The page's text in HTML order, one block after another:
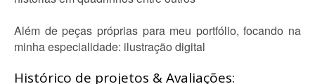
Além de peças próprias para meu portfólio, focando na
minha especialidade: ilustração digital
Histórico de projetos & Avaliações: